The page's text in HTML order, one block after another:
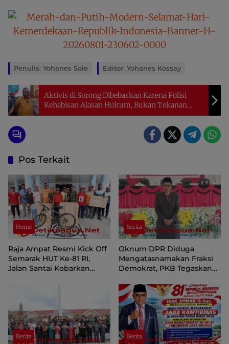
Penulis: Yohanes Sole Editor: Yohanes Kossay
Aktivis di Sorong Dibebaskan Karena Polisi
Kehabisan Alasan Hukum, Bukan Tekanan
DPR, MRP/Lintas Suku Asli Papua.
Pos Terkait
Home
Raja Ampat Resmi Kick Off
Semarak HUT Ke-81 RI,
Jalan Santai Kobarkan
Berita
Oknum DPR Diduga
Mengatasnamakan Fraksi
Demokrat, PKB Tegaskan
Papua Pegunungan
Berita Berita